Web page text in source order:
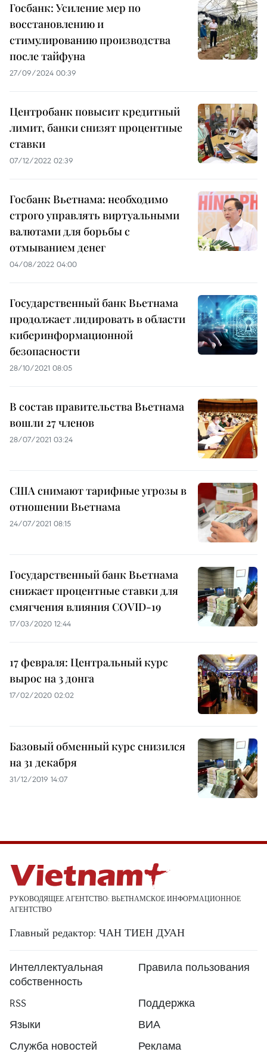
Госбанк: Усиление мер по
восстановлению и
стимулированию производства
после тайфуна
27/09/2024 00:39
Центробанк повысит кредитный
лимит, банки снизят процентные
ставки
07/12/2022 02:39
Госбанк Вьетнама: необходимо
строго управлять виртуальными
валютами для борьбы с
отмыванием денег
04/08/2022 04:00
Государственный банк Вьетнама
продолжает лидировать в области
киберинформационной
безопасности
28/10/2021 08:05
В состав правительства Вьетнама
вошли 27 членов
28/07/2021 03:24
США снимают тарифные угрозы в
отношении Вьетнама
24/07/2021 08:15
Государственный банк Вьетнама
снижает процентные ставки для
смягчения влияния COVID-19
17/03/2020 12:44
17 февраля: Центральный курс
вырос на 3 донга
17/02/2020 02:02
Базовый обменный курс снизился
на 31 декабря
31/12/2019 14:07
РУКОВОДЯЩЕЕ АГЕНТСТВО: ВЬЕТНАМСКОЕ ИНФОРМАЦИОННОЕ
АГЕНТСТВО
Главный редактор: ЧАН ТИЕН ДУАН
Интеллектуальная
собственность
Правила пользования
RSS
Поддержка
Языки
ВИА
Служба новостей
Реклама